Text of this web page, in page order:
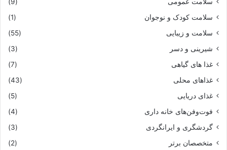
سلامت کودک و نوجوان
(1)
سلامت و زیبایی
(55)
شیرینی و دسر
(3)
غذا های گیاهی
(7)
غذاهای محلی
(43)
غذای دریایی
(5)
فوت‌وفن‌های خانه داری
(4)
گردشگری و ایرانگردی
(3)
متخصصان برتر
(2)